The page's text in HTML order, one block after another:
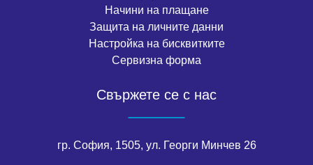
Начини на плащане
Защита на личните данни
Настройка на бисквитките
Сервизна форма
Свържете се с нас
гр. София, 1505, ул. Георги Минчев 26